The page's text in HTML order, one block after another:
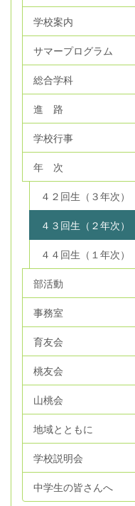
学校案内
サマープログラム
総合学科
進 路
学校行事
年 次
４２回生（３年次）
４３回生（２年次）
４４回生（１年次）
部活動
事務室
育友会
桃友会
山桃会
地域とともに
学校説明会
中学生の皆さんへ